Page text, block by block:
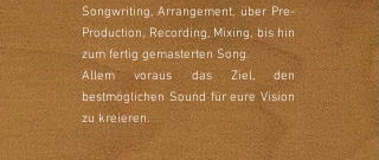
Songwriting, Arrangement, über Pre-
Production, Recording, Mixing, bis hin
zum fertig gemasterten Song.
Allem voraus das Ziel, den
bestmöglichen Sound für eure Vision
zu kreieren.